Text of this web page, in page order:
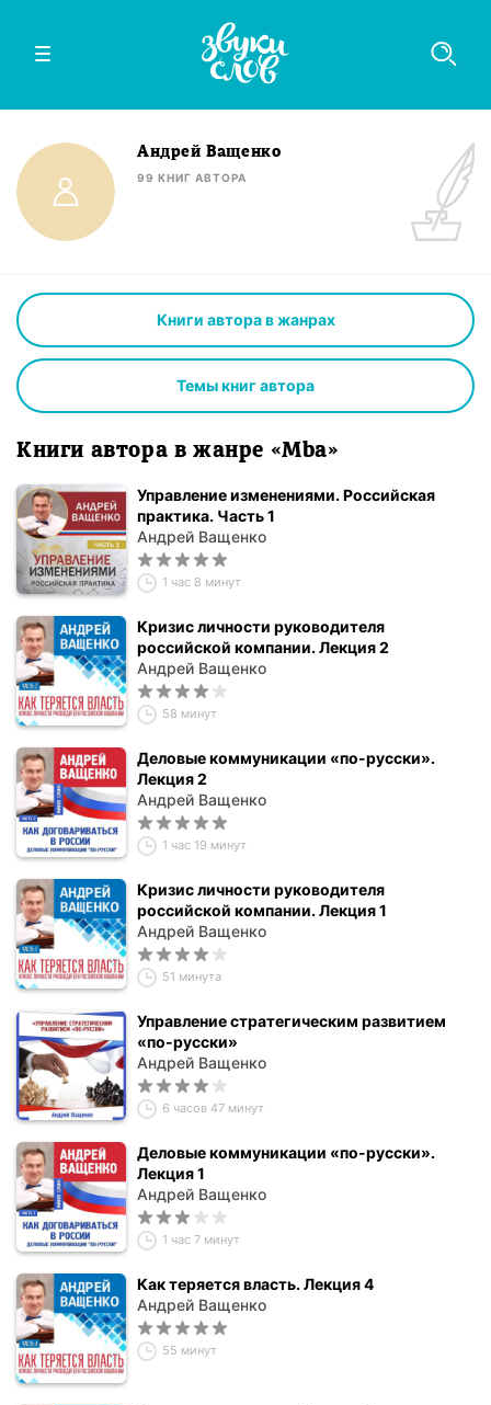
Андрей Ващенко
99 КНИГ АВТОРА
Книги автора в жанрах
Темы книг автора
Книги автора в жанре «Mba»
Управление изменениями. Российская
практика. Часть 1
Андрей Ващенко
1 час 8 минут
Кризис личности руководителя
российской компании. Лекция 2
Андрей Ващенко
58 минут
Деловые коммуникации «по-русски».
Лекция 2
Андрей Ващенко
1 час 19 минут
Кризис личности руководителя
российской компании. Лекция 1
Андрей Ващенко
51 минута
Управление стратегическим развитием
«по-русски»
Андрей Ващенко
6 часов 47 минут
Деловые коммуникации «по-русски».
Лекция 1
Андрей Ващенко
1 час 7 минут
Как теряется власть. Лекция 4
Андрей Ващенко
55 минут